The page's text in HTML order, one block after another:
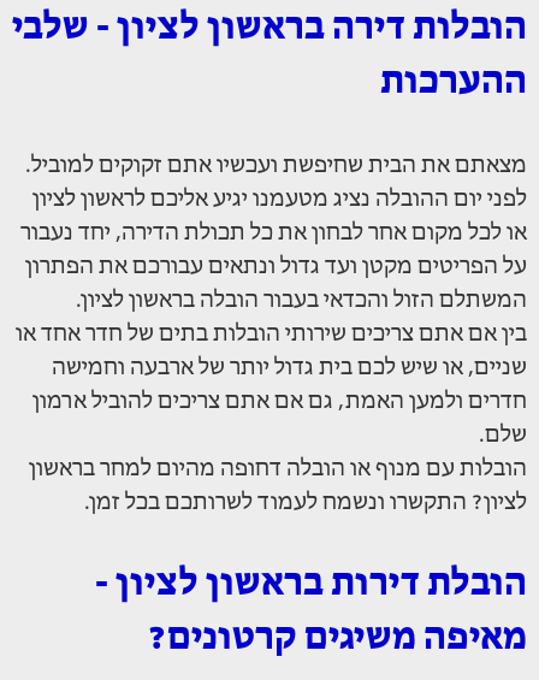
הובלות דירה בראשון לציון - שלבי
ההערכות
מצאתם את הבית שחיפשת ועכשיו אתם זקוקים למוביל.
לפני יום ההובלה נציג מטעמנו יגיע אליכם לראשון לציון
או לכל מקום אחר לבחון את כל תכולת הדירה, יחד נעבור
על הפריטים מקטן ועד גדול ונתאים עבורכם את הפתרון
המשתלם הזול והכדאי בעבור הובלה בראשון לציון.
בין אם אתם צריכים שירותי הובלות בתים של חדר אחד או
שניים, או שיש לכם בית גדול יותר של ארבעה וחמישה
חדרים ולמען האמת, גם אם אתם צריכים להוביל ארמון
שלם.
הובלות עם מנוף או הובלה דחופה מהיום למחר בראשון
לציון? התקשרו ונשמח לעמוד לשרותכם בכל זמן.
הובלת דירות בראשון לציון -
מאיפה משיגים קרטונים?